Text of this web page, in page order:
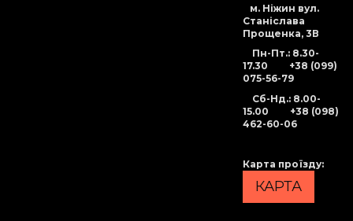
м. Ніжин вул.
Станіслава
Прощенка, 3В
Пн-Пт.: 8.30-
17.30 +38 (099)
075-56-79
Сб-Нд.: 8.00-
15.00 +38 (098)
462-60-06
Карта проїзду:
КАРТА